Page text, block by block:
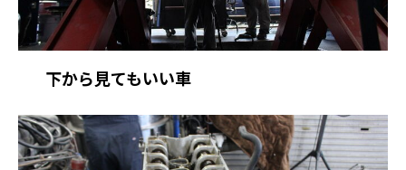
下から見てもいい車